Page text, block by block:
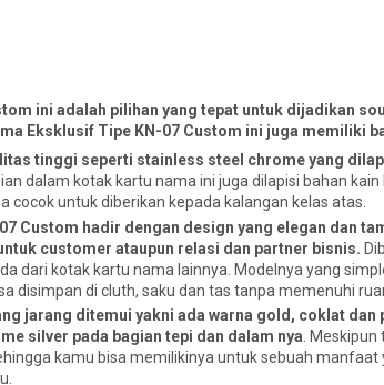
ini adalah pilihan yang tepat untuk dijadikan
Eksklusif Tipe KN-07 Custom ini juga memiliki
tinggi seperti stainless steel chrome yang
dalam kotak kartu nama ini juga dilapisi bahan
untuk diberikan kepada kalangan kelas atas.
Custom hadir dengan design yang elegan dan
customer ataupun relasi dan partner bisnis.
dari kotak kartu nama lainnya. Modelnya yang
disimpan di cluth, saku dan tas tanpa memenuhi
jarang ditemui yakni ada warna gold, coklat dan
silver pada bagian tepi dan dalam nya .
kamu bisa memilikinya untuk sebuah